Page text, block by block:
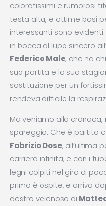
coloratissimi e rumorosi
testa alta, e ottime basi
interessanti sono
in bocca al lupo sincero
Federico Male, che ha
sua partita e la sua
sostituzione per un
rendeva difficile la
Ma veniamo alla cronaca,
spareggio. Che è partito
Fabrizio Dose, all’ultima
carriera infinita, e con i
legni colpiti nel giro di
primo è ospite, e arriva
destro velenoso di